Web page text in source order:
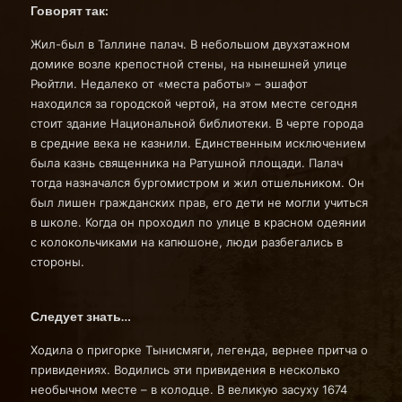
Говорят так:
Жил-был в Таллине палач. В небольшом двухэтажном
домике возле крепостной стены, на нынешней улице
Рюйтли. Недалеко от «места работы» – эшафот
находился за городской чертой, на этом месте сегодня
стоит здание Национальной библиотеки. В черте города
в средние века не казнили. Единственным исключением
была казнь священника на Ратушной площади. Палач
тогда назначался бургомистром и жил отшельником. Он
был лишен гражданских прав, его дети не могли учиться
в школе. Когда он проходил по улице в красном одеянии
с колокольчиками на капюшоне, люди разбегались в
стороны.
Следует знать…
Ходила о пригорке Тынисмяги, легенда, вернее притча о
привидениях. Водились эти привидения в несколько
необычном месте – в колодце. В великую засуху 1674